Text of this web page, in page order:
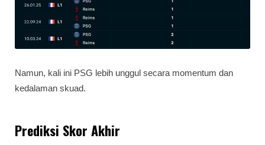
Namun, kali ini PSG lebih unggul secara momentum dan
kedalaman skuad.
Prediksi Skor Akhir